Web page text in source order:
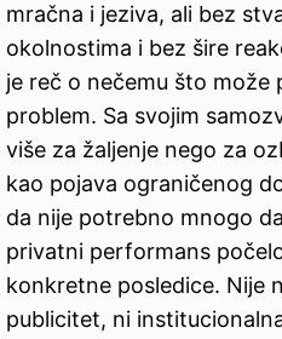
mračna i jeziva, ali bez
okolnostima i bez šire
je reč o nečemu što može
problem. Sa svojim
više za žaljenje nego za
kao pojava ograničenog
da nije potrebno mnogo
privatni performans
konkretne posledice. Nije
publicitet, ni